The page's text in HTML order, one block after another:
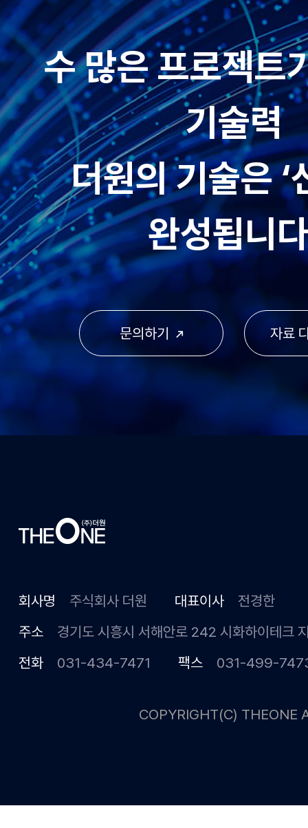
수 많은 프로젝트
기술력
더원의 기술은 ‘
완성됩니
문의하기 자료
회사명 주식회사 더원 대표이사
전경한
주소
경기도 시흥시 서해안로 242 시화하이테크
전화
031-434-7471 팩스 031-499-
COPYRIGHT(C) THEONE